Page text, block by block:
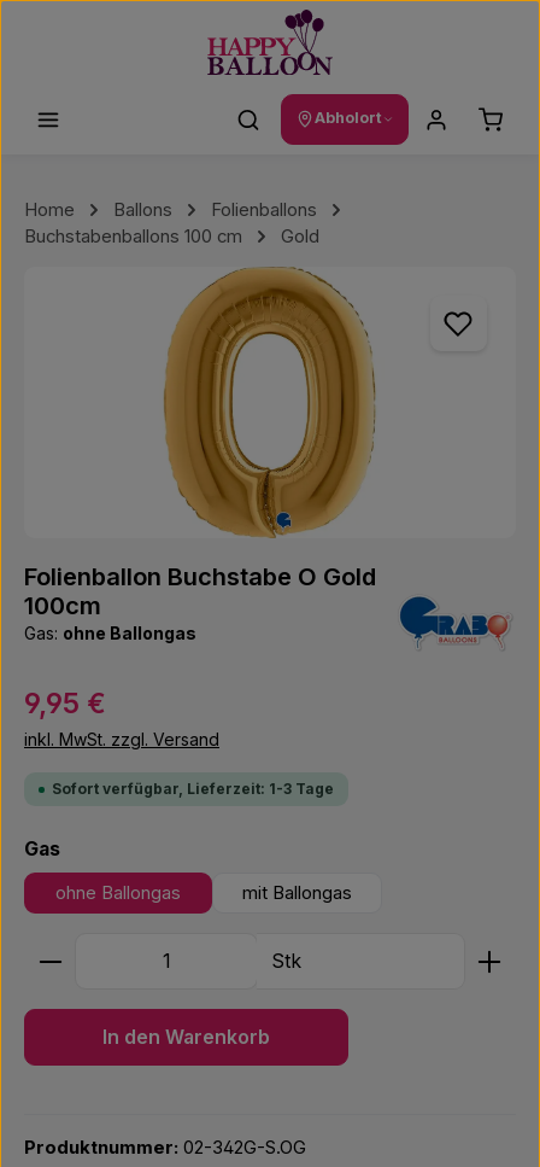
Abholort
Home Ballons
Folienballons
Buchstabenballons 100 cm
Gold
Bildergalerie überspringen
Folienballon Buchstabe O Gold
100cm
Gas: ohne Ballongas
Regulärer Preis:
9,95 €
inkl. MwSt. zzgl. Versand
Sofort verfügbar, Lieferzeit: 1-3 Tage
Gasauswählen
ohne Ballongas mit Ballongas
Produkt Anzahl: Gib den gewünschten Wert ein
Stk
In den Warenkorb
Produktnummer: 02-342G-S.OG